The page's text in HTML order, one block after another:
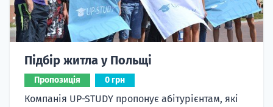
Підбір житла у Польщі
Пропозиція 0 грн
Компанія UP-STUDY пропонує абітурієнтам, які